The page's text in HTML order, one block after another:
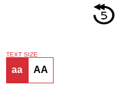
TEXT SIZE
aa AA